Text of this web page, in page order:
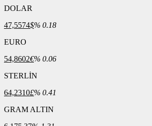
DOLAR
47,5574$% 0.18
EURO
54,8602€% 0.06
STERLİN
64,2310£% 0.41
GRAM ALTIN